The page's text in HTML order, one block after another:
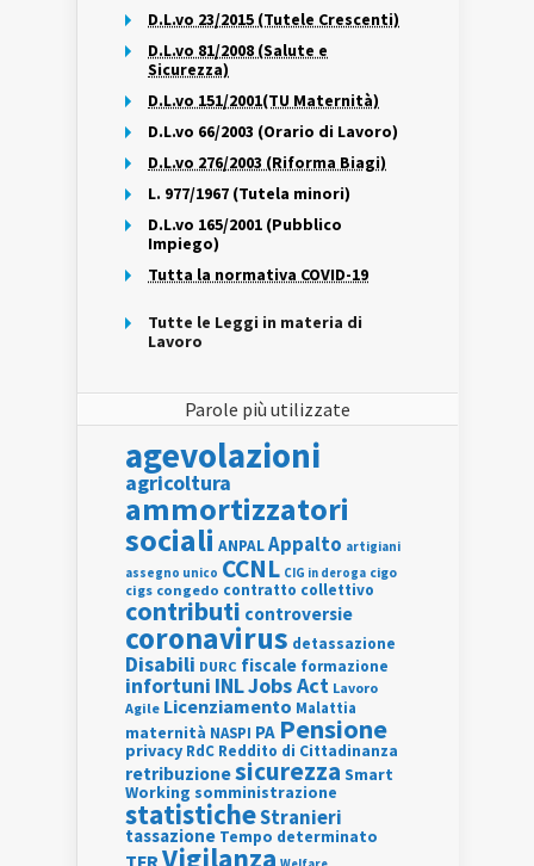
D.L.vo 23/2015 (Tutele Crescenti)
D.L.vo 81/2008 (Salute e
Sicurezza)
D.L.vo 151/2001(TU Maternità)
D.L.vo 66/2003 (Orario di Lavoro)
D.L.vo 276/2003 (Riforma Biagi)
L. 977/1967 (Tutela minori)
D.L.vo 165/2001 (Pubblico
Impiego)
Tutta la normativa COVID-19
Tutte le Leggi in materia di
Lavoro
Parole più utilizzate
agevolazioni
agricoltura
ammortizzatori
sociali ANPALAppalto artigiani
assegno unico CCNL CIG in deroga cigo
cigs congedo contratto collettivo
contributi controversie
coronavirus detassazione
Disabili DURC fiscale formazione
infortuni INLJobs Act Lavoro
Agile Licenziamento Malattia
maternità NASPI PA Pensione
privacy RdC Reddito di Cittadinanza
retribuzionesicurezza Smart
Working somministrazione
statisticheStranieri
tassazione Tempo determinato
TFR Vigilanza